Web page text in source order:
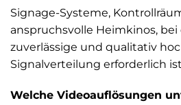
Signage-Systeme,
anspruchsvolle Heimkinos,
zuverlässige und qualitativ
Signalverteilung erforderlich
Welche Videoauflösungen